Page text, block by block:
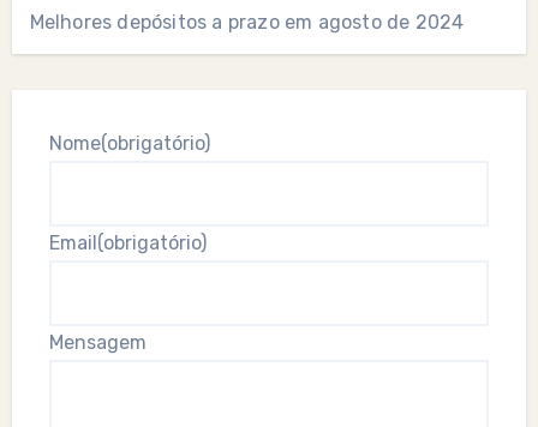
Melhores depósitos a prazo em agosto de 2024
Nome(obrigatório)
Email (obrigatório)
Mensagem